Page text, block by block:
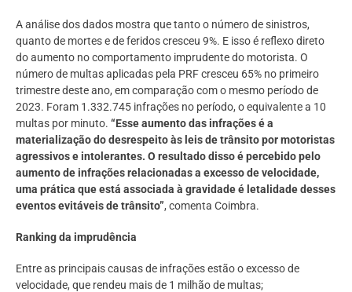
A análise dos dados mostra que tanto o número de sinistros,
quanto de mortes e de feridos cresceu 9%. E isso é reflexo direto
do aumento no comportamento imprudente do motorista. O
número de multas aplicadas pela PRF cresceu 65% no primeiro
trimestre deste ano, em comparação com o mesmo período de
2023. Foram 1.332.745 infrações no período, o equivalente a 10
multas por minuto. “Esse aumento das infrações é a
materialização do desrespeito às leis de trânsito por motoristas
agressivos e intolerantes. O resultado disso é percebido pelo
aumento de infrações relacionadas a excesso de velocidade,
uma prática que está associada à gravidade é letalidade desses
eventos evitáveis de trânsito”, comenta Coimbra.
Ranking da imprudência
Entre as principais causas de infrações estão o excesso de
velocidade, que rendeu mais de 1 milhão de multas;